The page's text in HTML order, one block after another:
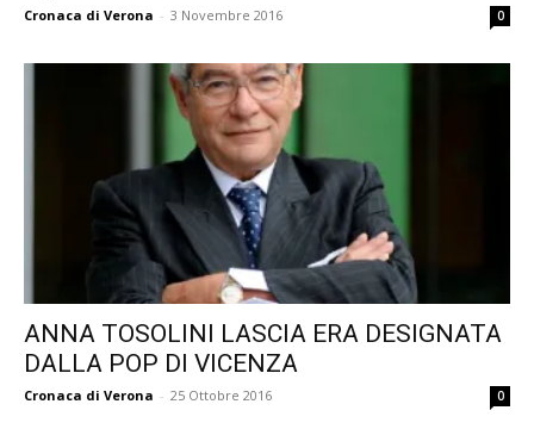
Cronaca di Verona - 3 Novembre 2016 0
ANNA TOSOLINI LASCIA ERA DESIGNATA
DALLA POP DI VICENZA
Cronaca di Verona - 25 Ottobre 2016 0